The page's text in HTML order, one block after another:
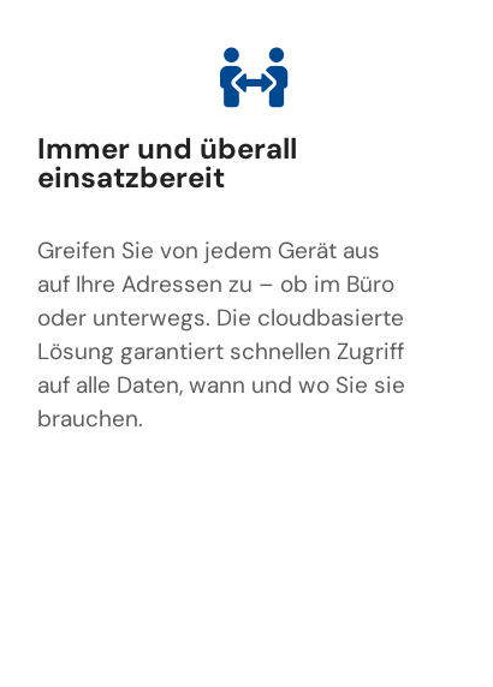
Immer und überall
einsatzbereit
Greifen Sie von jedem Gerät aus
auf Ihre Adressen zu – ob im Büro
oder unterwegs. Die cloudbasierte
Lösung garantiert schnellen Zugriff
auf alle Daten, wann und wo Sie sie
brauchen.